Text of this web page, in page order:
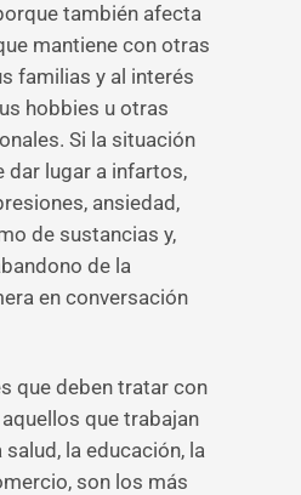
también afecta
mantiene con otras
familias y al interés
hobbies u otras
Si la situación
dar lugar a infartos,
ansiedad,
de sustancias y,
de la
en conversación
que deben tratar con
que trabajan
la educación, la
son los más